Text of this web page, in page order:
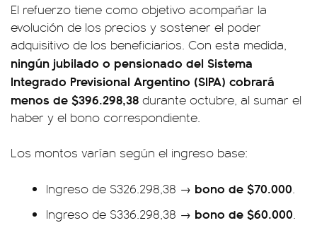
El refuerzo tiene como objetivo acompañar la
evolución de los precios y sostener el poder
adquisitivo de los beneficiarios. Con esta medida,
ningún jubilado o pensionado del Sistema
Integrado Previsional Argentino (SIPA) cobrará
menos de $396.298,38 durante octubre, al sumar el
haber y el bono correspondiente.
Los montos varían según el ingreso base:
Ingreso de $326.298,38 → bono de $70.000.
Ingreso de $336.298,38 → bono de $60.000.